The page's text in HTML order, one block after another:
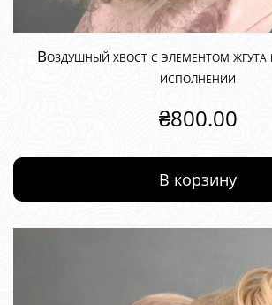
Воздушный хвост с элементом жгута
исполнении
₴800.00
В корзину